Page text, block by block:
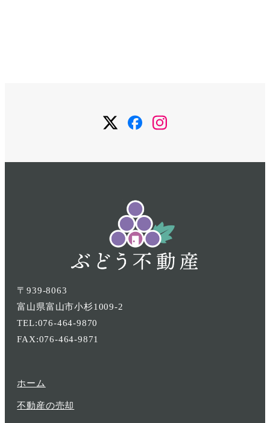
ニ
項
メ
ニ
項
メ
ニ
項
〒939-8063
富山県富山市小杉1009-2
TEL:076-464-9870
FAX:076-464-9871
ホーム
不動産の売却